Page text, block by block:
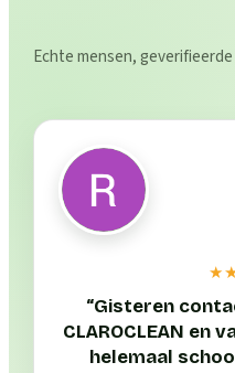
Echte mensen,
“Gisteren
CLAROCLEAN en
helemaal